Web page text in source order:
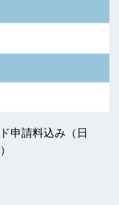
申請料込み（日